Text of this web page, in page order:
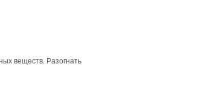
веществ. Разогнать